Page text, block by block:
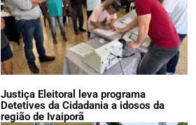
Justiça Eleitoral leva programa
Detetives da Cidadania a idosos da
região de Ivaiporã